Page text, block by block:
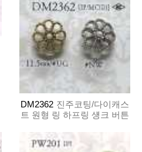
DM2362 진주코팅/다이캐스
트 원형 링 하프링 섕크 버튼